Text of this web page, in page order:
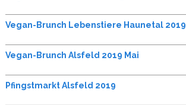
Vegan-Brunch Lebenstiere Haunetal 2019
Vegan-Brunch Alsfeld 2019 Mai
Pfingstmarkt Alsfeld 2019